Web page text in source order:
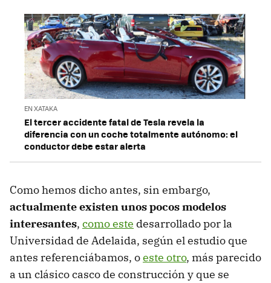
EN XATAKA
El tercer accidente fatal de Tesla revela la
diferencia con un coche totalmente autónomo: el
conductor debe estar alerta
Como hemos dicho antes, sin embargo,
actualmente existen unos pocos modelos
interesantes, como este desarrollado por la
Universidad de Adelaida, según el estudio que
antes referenciábamos, oeste otro, más parecido
a un clásico casco de construcción y que se